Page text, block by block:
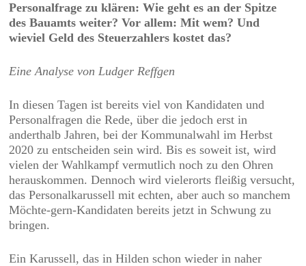
Personalfrage zu klären: Wie geht es an der Spitze
des Bauamts weiter? Vor allem: Mit wem? Und
wieviel Geld des Steuerzahlers kostet das?
Eine Analyse von Ludger Reffgen
In diesen Tagen ist bereits viel von Kandidaten und
Personalfragen die Rede, über die jedoch erst in
anderthalb Jahren, bei der Kommunalwahl im Herbst
2020 zu entscheiden sein wird. Bis es soweit ist, wird
vielen der Wahlkampf vermutlich noch zu den Ohren
herauskommen. Dennoch wird vielerorts fleißig versucht,
das Personalkarussell mit echten, aber auch so manchem
Möchte-gern-Kandidaten bereits jetzt in Schwung zu
bringen.
Ein Karussell, das in Hilden schon wieder in naher